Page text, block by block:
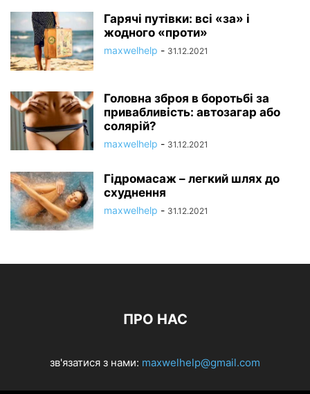
Гарячі путівки: всі «за» і
жодного «проти»
maxwelhelp - 31.12.2021
Головна зброя в боротьбі за
привабливість: автозагар або
солярій?
maxwelhelp - 31.12.2021
Гідромасаж – легкий шлях до
схуднення
maxwelhelp - 31.12.2021
ПРО НАС
зв'язатися з нами: maxwelhelp@gmail.com